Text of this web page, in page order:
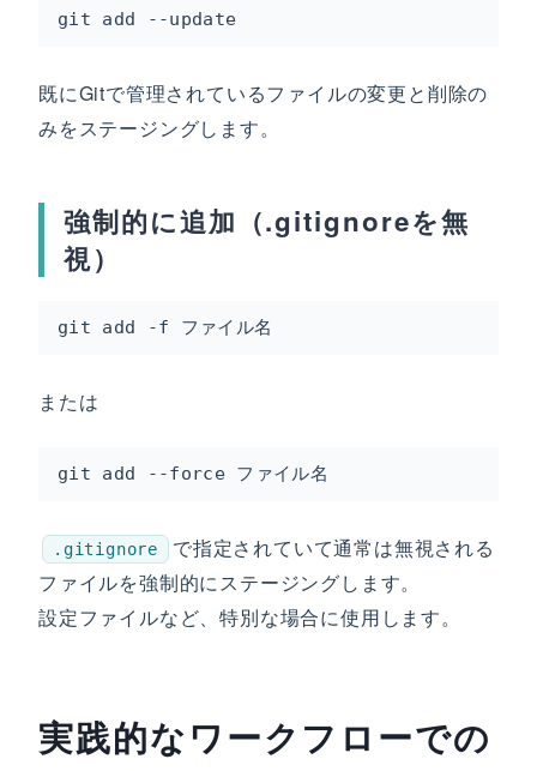
git add --update
既にGitで管理されているファイルの変更と削除の
みをステージングします。
強制的に追加（.gitignoreを無
視）
git add -f ファイル名
または
git add --force ファイル名
.gitignore
で指定されていて通常は無視される
ファイルを強制的にステージングします。
設定ファイルなど、特別な場合に使用します。
実践的なワークフローでの